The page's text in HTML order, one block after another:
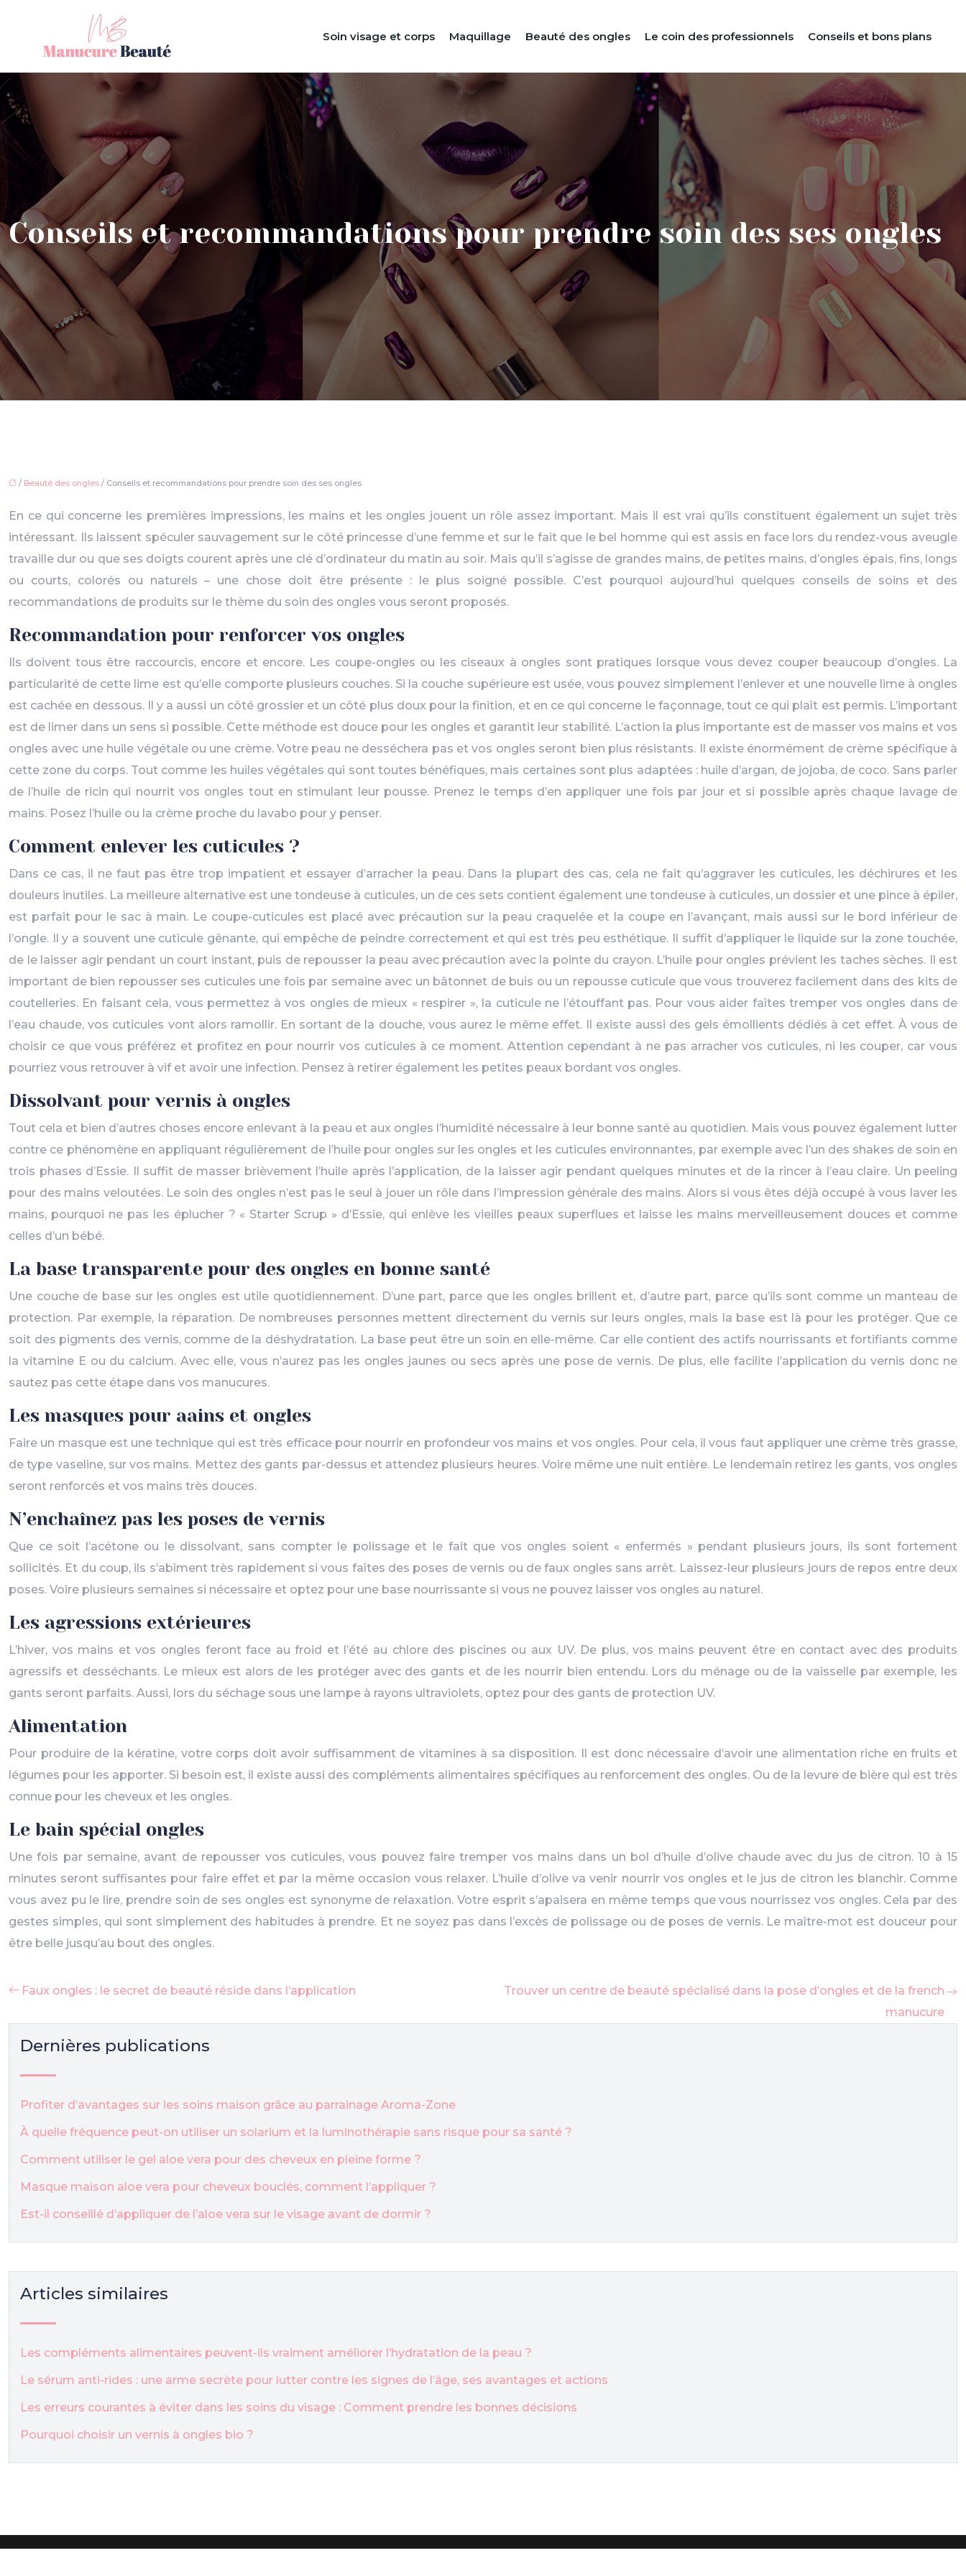
Soin visage et corps Maquillage Beauté des ongles Le coin des professionnels Conseils et bons plans
Conseils et recommandations pour prendre soin des ses ongles
/ Beauté des ongles / Conseils et recommandations pour prendre soin des ses ongles
En ce qui concerne les premières impressions, les mains et les ongles jouent un rôle assez important. Mais il est vrai qu’ils constituent également un sujet très
intéressant. Ils laissent spéculer sauvagement sur le côté princesse d’une femme et sur le fait que le bel homme qui est assis en face lors du rendez-vous aveugle
travaille dur ou que ses doigts courent après une clé d’ordinateur du matin au soir. Mais qu’il s’agisse de grandes mains, de petites mains, d’ongles épais, fins, longs
ou courts, colorés ou naturels – une chose doit être présente : le plus soigné possible. C’est pourquoi aujourd’hui quelques conseils de soins et des
recommandations de produits sur le thème du soin des ongles vous seront proposés.
Recommandation pour renforcer vos ongles
Ils doivent tous être raccourcis, encore et encore. Les coupe-ongles ou les ciseaux à ongles sont pratiques lorsque vous devez couper beaucoup d’ongles. La
particularité de cette lime est qu’elle comporte plusieurs couches. Si la couche supérieure est usée, vous pouvez simplement l’enlever et une nouvelle lime à ongles
est cachée en dessous. Il y a aussi un côté grossier et un côté plus doux pour la finition, et en ce qui concerne le façonnage, tout ce qui plaît est permis. L’important
est de limer dans un sens si possible. Cette méthode est douce pour les ongles et garantit leur stabilité. L’action la plus importante est de masser vos mains et vos
ongles avec une huile végétale ou une crème. Votre peau ne desséchera pas et vos ongles seront bien plus résistants. Il existe énormément de crème spécifique à
cette zone du corps. Tout comme les huiles végétales qui sont toutes bénéfiques, mais certaines sont plus adaptées : huile d’argan, de jojoba, de coco. Sans parler
de l’huile de ricin qui nourrit vos ongles tout en stimulant leur pousse. Prenez le temps d’en appliquer une fois par jour et si possible après chaque lavage de
mains. Posez l’huile ou la crème proche du lavabo pour y penser.
Comment enlever les cuticules ?
Dans ce cas, il ne faut pas être trop impatient et essayer d’arracher la peau. Dans la plupart des cas, cela ne fait qu’aggraver les cuticules, les déchirures et les
douleurs inutiles. La meilleure alternative est une tondeuse à cuticules, un de ces sets contient également une tondeuse à cuticules, un dossier et une pince à épiler,
est parfait pour le sac à main. Le coupe-cuticules est placé avec précaution sur la peau craquelée et la coupe en l’avançant, mais aussi sur le bord inférieur de
l’ongle. Il y a souvent une cuticule gênante, qui empêche de peindre correctement et qui est très peu esthétique. Il suffit d’appliquer le liquide sur la zone touchée,
de le laisser agir pendant un court instant, puis de repousser la peau avec précaution avec la pointe du crayon. L’huile pour ongles prévient les taches sèches. Il est
important de bien repousser ses cuticules une fois par semaine avec un bâtonnet de buis ou un repousse cuticule que vous trouverez facilement dans des kits de
coutelleries. En faisant cela, vous permettez à vos ongles de mieux « respirer », la cuticule ne l’étouffant pas. Pour vous aider faîtes tremper vos ongles dans de
l’eau chaude, vos cuticules vont alors ramollir. En sortant de la douche, vous aurez le même effet. Il existe aussi des gels émollients dédiés à cet effet. À vous de
choisir ce que vous préférez et profitez en pour nourrir vos cuticules à ce moment. Attention cependant à ne pas arracher vos cuticules, ni les couper, car vous
pourriez vous retrouver à vif et avoir une infection. Pensez à retirer également les petites peaux bordant vos ongles.
Dissolvant pour vernis à ongles
Tout cela et bien d’autres choses encore enlevant à la peau et aux ongles l’humidité nécessaire à leur bonne santé au quotidien. Mais vous pouvez également lutter
contre ce phénomène en appliquant régulièrement de l’huile pour ongles sur les ongles et les cuticules environnantes, par exemple avec l’un des shakes de soin en
trois phases d’Essie. Il suffit de masser brièvement l’huile après l’application, de la laisser agir pendant quelques minutes et de la rincer à l’eau claire. Un peeling
pour des mains veloutées. Le soin des ongles n’est pas le seul à jouer un rôle dans l’impression générale des mains. Alors si vous êtes déjà occupé à vous laver les
mains, pourquoi ne pas les éplucher ? « Starter Scrup » d’Essie, qui enlève les vieilles peaux superflues et laisse les mains merveilleusement douces et comme
celles d’un bébé.
La base transparente pour des ongles en bonne santé
Une couche de base sur les ongles est utile quotidiennement. D’une part, parce que les ongles brillent et, d’autre part, parce qu’ils sont comme un manteau de
protection. Par exemple, la réparation. De nombreuses personnes mettent directement du vernis sur leurs ongles, mais la base est là pour les protéger. Que ce
soit des pigments des vernis, comme de la déshydratation. La base peut être un soin en elle-même. Car elle contient des actifs nourrissants et fortifiants comme
la vitamine E ou du calcium. Avec elle, vous n’aurez pas les ongles jaunes ou secs après une pose de vernis. De plus, elle facilite l’application du vernis donc ne
sautez pas cette étape dans vos manucures.
Les masques pour aains et ongles
Faire un masque est une technique qui est très efficace pour nourrir en profondeur vos mains et vos ongles. Pour cela, il vous faut appliquer une crème très grasse,
de type vaseline, sur vos mains. Mettez des gants par-dessus et attendez plusieurs heures. Voire même une nuit entière. Le lendemain retirez les gants, vos ongles
seront renforcés et vos mains très douces.
N’enchaînez pas les poses de vernis
Que ce soit l’acétone ou le dissolvant, sans compter le polissage et le fait que vos ongles soient « enfermés » pendant plusieurs jours, ils sont fortement
sollicités. Et du coup, ils s’abîment très rapidement si vous faîtes des poses de vernis ou de faux ongles sans arrêt. Laissez-leur plusieurs jours de repos entre deux
poses. Voire plusieurs semaines si nécessaire et optez pour une base nourrissante si vous ne pouvez laisser vos ongles au naturel.
Les agressions extérieures
L’hiver, vos mains et vos ongles feront face au froid et l’été au chlore des piscines ou aux UV. De plus, vos mains peuvent être en contact avec des produits
agressifs et desséchants. Le mieux est alors de les protéger avec des gants et de les nourrir bien entendu. Lors du ménage ou de la vaisselle par exemple, les
gants seront parfaits. Aussi, lors du séchage sous une lampe à rayons ultraviolets, optez pour des gants de protection UV.
Alimentation
Pour produire de la kératine, votre corps doit avoir suffisamment de vitamines à sa disposition. Il est donc nécessaire d’avoir une alimentation riche en fruits et
légumes pour les apporter. Si besoin est, il existe aussi des compléments alimentaires spécifiques au renforcement des ongles. Ou de la levure de bière qui est très
connue pour les cheveux et les ongles.
Le bain spécial ongles
Une fois par semaine, avant de repousser vos cuticules, vous pouvez faire tremper vos mains dans un bol d’huile d’olive chaude avec du jus de citron. 10 à 15
minutes seront suffisantes pour faire effet et par la même occasion vous relaxer. L’huile d’olive va venir nourrir vos ongles et le jus de citron les blanchir. Comme
vous avez pu le lire, prendre soin de ses ongles est synonyme de relaxation. Votre esprit s’apaisera en même temps que vous nourrissez vos ongles. Cela par des
gestes simples, qui sont simplement des habitudes à prendre. Et ne soyez pas dans l’excès de polissage ou de poses de vernis. Le maître-mot est douceur pour
être belle jusqu’au bout des ongles.
Faux ongles : le secret de beauté réside dans l’application
Trouver un centre de beauté spécialisé dans la pose d’ongles et de la french
manucure
Dernières publications
Profiter d’avantages sur les soins maison grâce au parrainage Aroma-Zone
À quelle fréquence peut-on utiliser un solarium et la luminothérapie sans risque pour sa santé ?
Comment utiliser le gel aloe vera pour des cheveux en pleine forme ?
Masque maison aloe vera pour cheveux bouclés, comment l’appliquer ?
Est-il conseillé d’appliquer de l’aloe vera sur le visage avant de dormir ?
Articles similaires
Les compléments alimentaires peuvent-ils vraiment améliorer l’hydratation de la peau ?
Le sérum anti-rides : une arme secrète pour lutter contre les signes de l’âge, ses avantages et actions
Les erreurs courantes à éviter dans les soins du visage : Comment prendre les bonnes décisions
Pourquoi choisir un vernis à ongles bio ?